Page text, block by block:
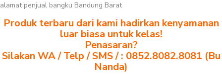
alamat penjual bangku Bandung Barat
Produk terbaru dari kami hadirkan kenyamanan
luar biasa untuk kelas!
Penasaran?
Silakan WA / Telp / SMS / : 0852.8082.8081 (Bu
Nanda)